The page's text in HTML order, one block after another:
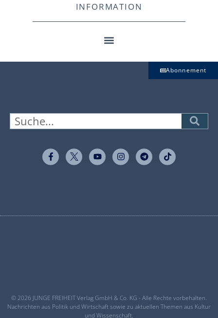
INFORMATION
Abonnement
© 2026 JUNGE FREIHEIT Verlag GmbH & Co. KG - Alle Rechte vorbehalten.
Nachrichten aus Politik und Wirtschaft sowie zu aktuellen Themen aus Kultur
und Wissenschaft.